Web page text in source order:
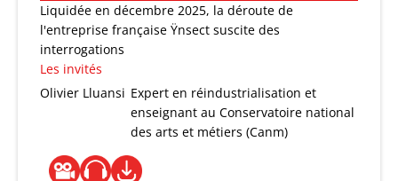
Liquidée en décembre 2025, la déroute de
l'entreprise française Ÿnsect suscite des
interrogations
Les invités
Olivier Lluansi Expert en réindustrialisation et
enseignant au Conservatoire national
des arts et métiers (Canm)